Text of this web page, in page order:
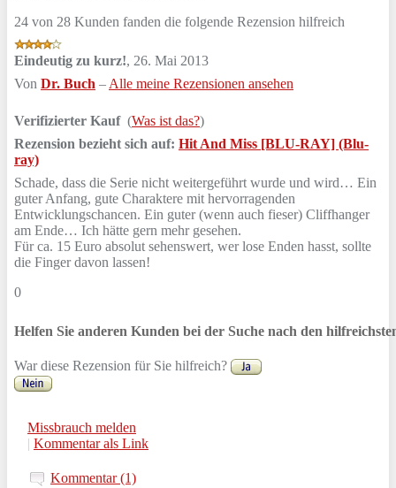
24 von 28 Kunden fanden die folgende Rezension hilfreich
Eindeutig zu kurz!, 26. Mai 2013
Von Dr. Buch – Alle meine Rezensionen ansehen
Verifizierter Kauf (Was ist das?)
Rezension bezieht sich auf: Hit And Miss [BLU-RAY] (Blu-
ray)
Schade, dass die Serie nicht weitergeführt wurde und wird… Ein
guter Anfang, gute Charaktere mit hervorragenden
Entwicklungschancen. Ein guter (wenn auch fieser) Cliffhanger
am Ende… Ich hätte gern mehr gesehen.
Für ca. 15 Euro absolut sehenswert, wer lose Enden hasst, sollte
die Finger davon lassen!
0
Helfen Sie anderen Kunden bei der Suche nach den
War diese Rezension für Sie hilfreich?
Missbrauch melden
| Kommentar als Link
Kommentar (1)